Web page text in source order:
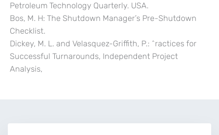
Petroleum Technology Quarterly. USA.
Bos, M. H: The Shutdown Manager’s Pre-Shutdown
Checklist.
Dickey, M. L. and Velasquez-Griffith, P.: ^ractices for
Successful Turnarounds, Independent Project
Analysis,